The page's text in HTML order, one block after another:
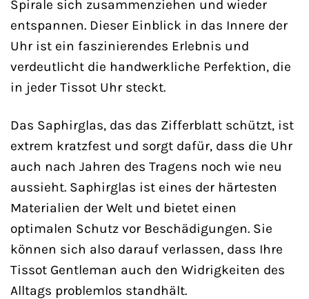
Spirale sich zusammenziehen und wieder
entspannen. Dieser Einblick in das Innere der
Uhr ist ein faszinierendes Erlebnis und
verdeutlicht die handwerkliche Perfektion, die
in jeder Tissot Uhr steckt.
Das Saphirglas, das das Zifferblatt schützt, ist
extrem kratzfest und sorgt dafür, dass die Uhr
auch nach Jahren des Tragens noch wie neu
aussieht. Saphirglas ist eines der härtesten
Materialien der Welt und bietet einen
optimalen Schutz vor Beschädigungen. Sie
können sich also darauf verlassen, dass Ihre
Tissot Gentleman auch den Widrigkeiten des
Alltags problemlos standhält.